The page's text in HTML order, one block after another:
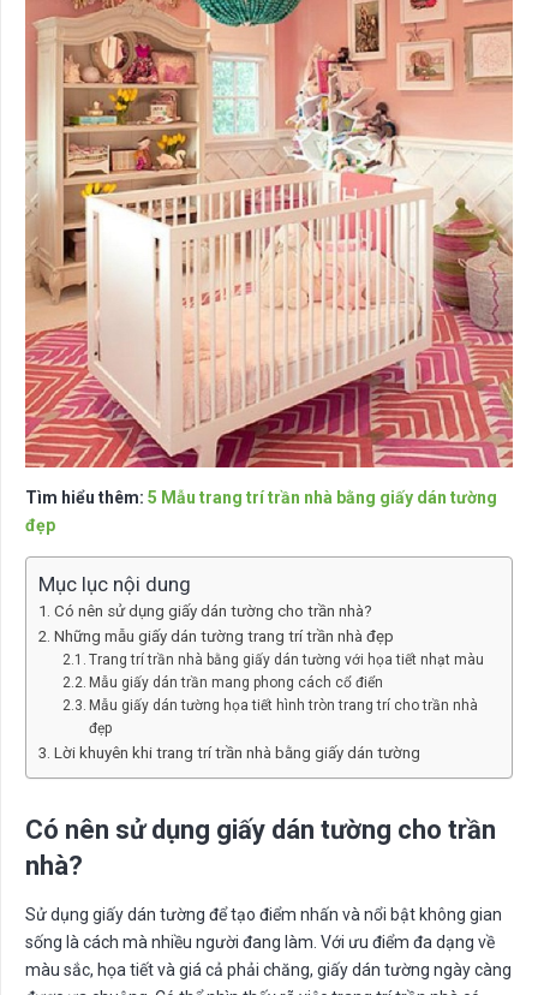
Tìm hiểu thêm: 5 Mẫu trang trí trần nhà bằng giấy dán tường
đẹp
Mục lục nội dung
Có nên sử dụng giấy dán tường cho trần nhà?
Những mẫu giấy dán tường trang trí trần nhà đẹp
Trang trí trần nhà bằng giấy dán tường với họa tiết nhạt màu
Mẫu giấy dán trần mang phong cách cổ điển
Mẫu giấy dán tường họa tiết hình tròn trang trí cho trần nhà
đẹp
Lời khuyên khi trang trí trần nhà bằng giấy dán tường
Có nên sử dụng giấy dán tường cho trần
nhà?
Sử dụng giấy dán tường để tạo điểm nhấn và nổi bật không gian
sống là cách mà nhiều người đang làm. Với ưu điểm đa dạng về
màu sắc, họa tiết và giá cả phải chăng, giấy dán tường ngày càng